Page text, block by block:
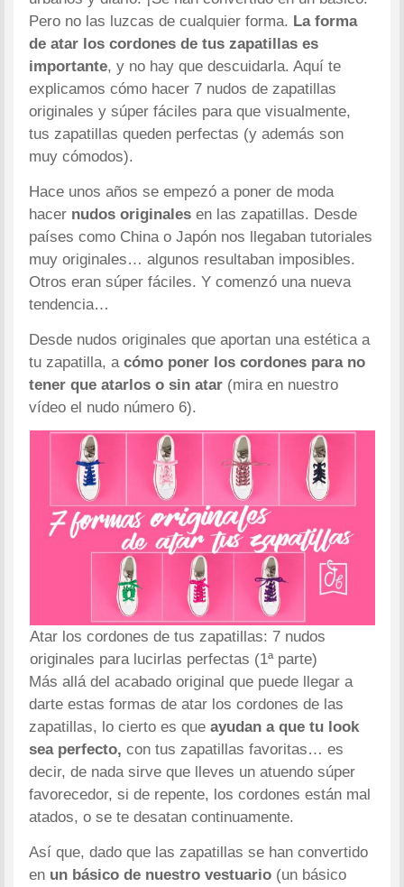
Pero no las luzcas de cualquier forma. La forma
de atar los cordones de tus zapatillas es
importante, y no hay que descuidarla. Aquí te
explicamos cómo hacer 7 nudos de zapatillas
originales y súper fáciles para que visualmente,
tus zapatillas queden perfectas (y además son
muy cómodos).
Hace unos años se empezó a poner de moda
hacer nudos originales en las zapatillas. Desde
países como China o Japón nos llegaban tutoriales
muy originales… algunos resultaban imposibles.
Otros eran súper fáciles. Y comenzó una nueva
tendencia…
Desde nudos originales que aportan una estética a
tu zapatilla, a cómo poner los cordones para no
tener que atarlos o sin atar (mira en nuestro
vídeo el nudo número 6).
Atar los cordones de tus zapatillas: 7 nudos
originales para lucirlas perfectas (1ª parte)
Más allá del acabado original que puede llegar a
darte estas formas de atar los cordones de las
zapatillas, lo cierto es queayudan a que tu look
sea perfecto, con tus zapatillas favoritas… es
decir, de nada sirve que lleves un atuendo súper
favorecedor, si de repente, los cordones están mal
atados, o se te desatan continuamente.
Así que, dado que las zapatillas se han convertido
en un básico de nuestro vestuario (un básico